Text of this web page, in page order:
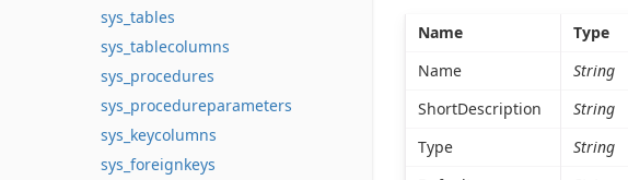
sys_tables
sys_tablecolumns
sys_procedures
sys_procedureparameters
sys_keycolumns
sys_foreignkeys
Name Type
Name
String
ShortDescription
String
Type
String